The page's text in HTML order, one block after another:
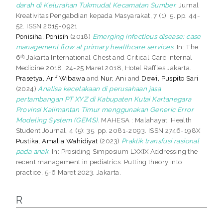
darah di Kelurahan Tukmudal Kecamatan Sumber. Jurnal
Kreativitas Pengabdian kepada Masyarakat, 7 (1): 5. pp. 44-
52. ISSN 2615-0921
Ponisiha, Ponisih (2018) Emerging infectious disease: case
management flow at primary healthcare services. In: The
6ᵗꭜ Jakarta International Chest and Critical Care Internal
Medicine 2018, 24-25 Maret 2018, Hotel Raffles Jakarta.
Prasetya, Arif Wibawa and Nur, Ani and Dewi, Puspito Sari
(2024) Analisa kecelakaan di perusahaan jasa
pertambangan PT XYZ di Kabupaten Kutai Kartanegara
Provinsi Kalimantan Timur menggunakan Generic Error
Modeling System (GEMS). MAHESA : Malahayati Health
Student Journal, 4 (5): 35. pp. 2081-2093. ISSN 2746-198X
Pustika, Amalia Wahidiyat (2023) Praktik transfusi rasional
pada anak. In: Prosiding Simposium LXXIX Addressing the
recent management in pediatrics: Putting theory into
practice, 5-6 Maret 2023, Jakarta.
R